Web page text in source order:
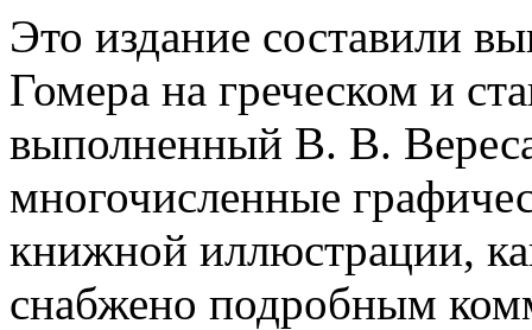
Это издание составили
Гомера на греческом и
выполненный В. В.
многочисленные
книжной иллюстрации,
снабжено подробным